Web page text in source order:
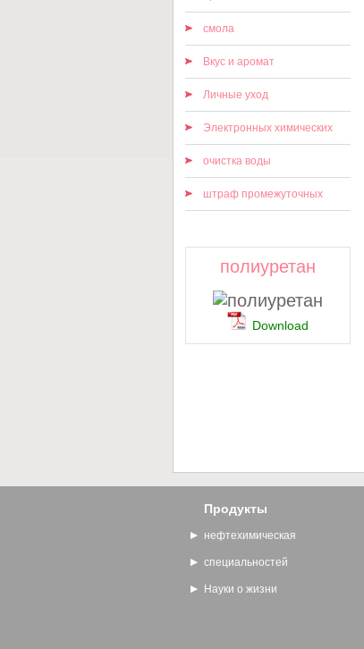
смола
Вкус и аромат
Личные уход
Электронных химических
очистка воды
штраф промежуточных
полиуретан
Download
Продукты
нефтехимическая
специальностей
Науки о жизни